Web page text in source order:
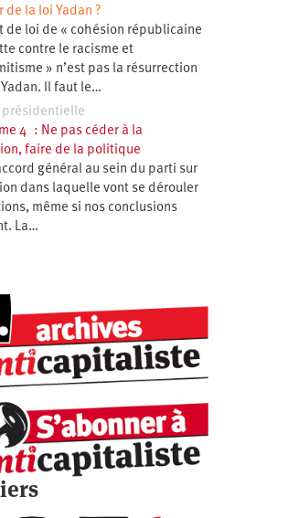
de la loi Yadan ?
de loi de « cohésion républicaine
contre le racisme et
» n’est pas la résurrection
Il faut le…
présidentielle
4 : Ne pas céder à la
faire de la politique
général au sein du parti sur
dans laquelle vont se dérouler
même si nos conclusions
La…